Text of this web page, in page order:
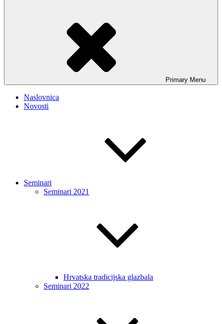
Primary Menu
Naslovnica
Novosti
Seminari
Seminari 2021
Hrvatska tradicijska glazbala
Seminari 2022